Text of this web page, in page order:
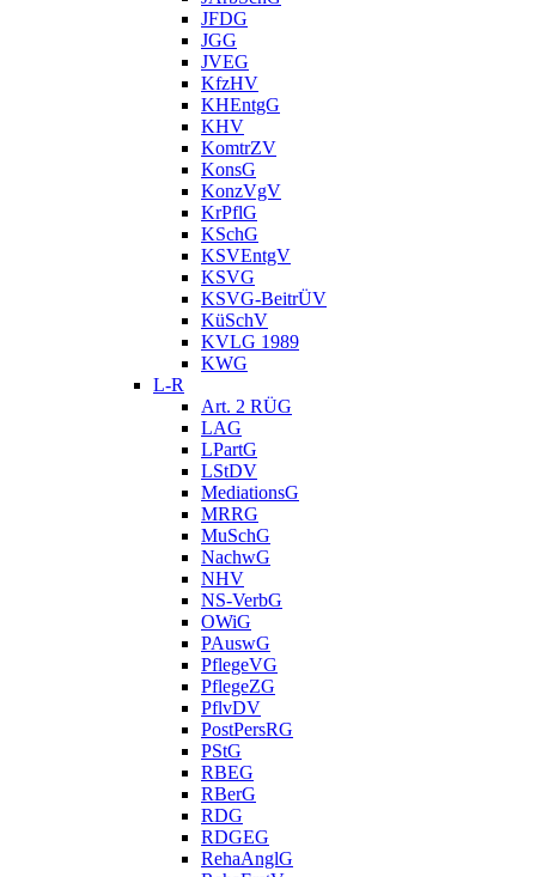
JFDG
JGG
JVEG
KfzHV
KHEntgG
KHV
KomtrZV
KonsG
KonzVgV
KrPflG
KSchG
KSVEntgV
KSVG
KSVG-BeitrÜV
KüSchV
KVLG 1989
KWG
L-R
Art. 2 RÜG
LAG
LPartG
LStDV
MediationsG
MRRG
MuSchG
NachwG
NHV
NS-VerbG
OWiG
PAuswG
PflegeVG
PflegeZG
PflvDV
PostPersRG
PStG
RBEG
RBerG
RDG
RDGEG
RehaAnglG